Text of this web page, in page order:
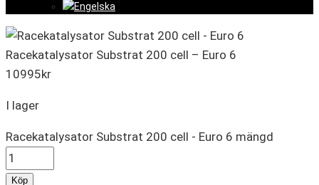
Racekatalysator Substrat 200 cell – Euro 6
10995kr
I lager
Racekatalysator Substrat 200 cell - Euro 6 mängd
Köp